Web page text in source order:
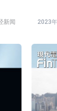
新闻 2023